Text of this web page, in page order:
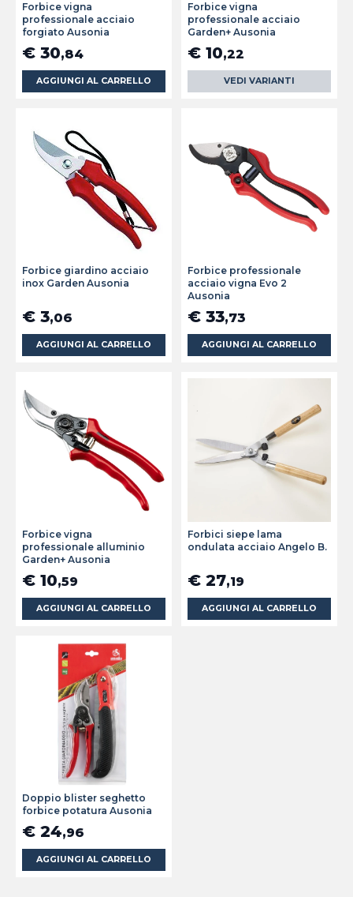
Forbice vigna
professionale acciaio
forgiato Ausonia
€ 30,84
AGGIUNGI AL CARRELLO
Forbice vigna
professionale acciaio
Garden+ Ausonia
€ 10,22
VEDI VARIANTI
Forbice giardino acciaio
inox Garden Ausonia
€ 3,06
AGGIUNGI AL CARRELLO
Forbice professionale
acciaio vigna Evo 2
Ausonia
€ 33,73
AGGIUNGI AL CARRELLO
Forbice vigna
professionale alluminio
Garden+ Ausonia
€ 10,59
AGGIUNGI AL CARRELLO
Forbici siepe lama
ondulata acciaio Angelo B.
€ 27,19
AGGIUNGI AL CARRELLO
Doppio blister seghetto
forbice potatura Ausonia
€ 24,96
AGGIUNGI AL CARRELLO